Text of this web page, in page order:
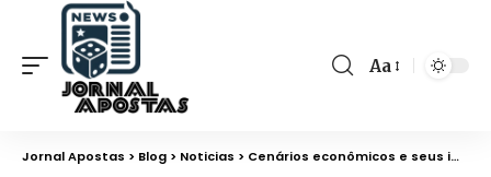
Aa
Jornal Apostas > Blog > Noticias > Cenários econômicos e seus impactos no dia a dia: como entender indicadores e tomar melhores decisões financeiras